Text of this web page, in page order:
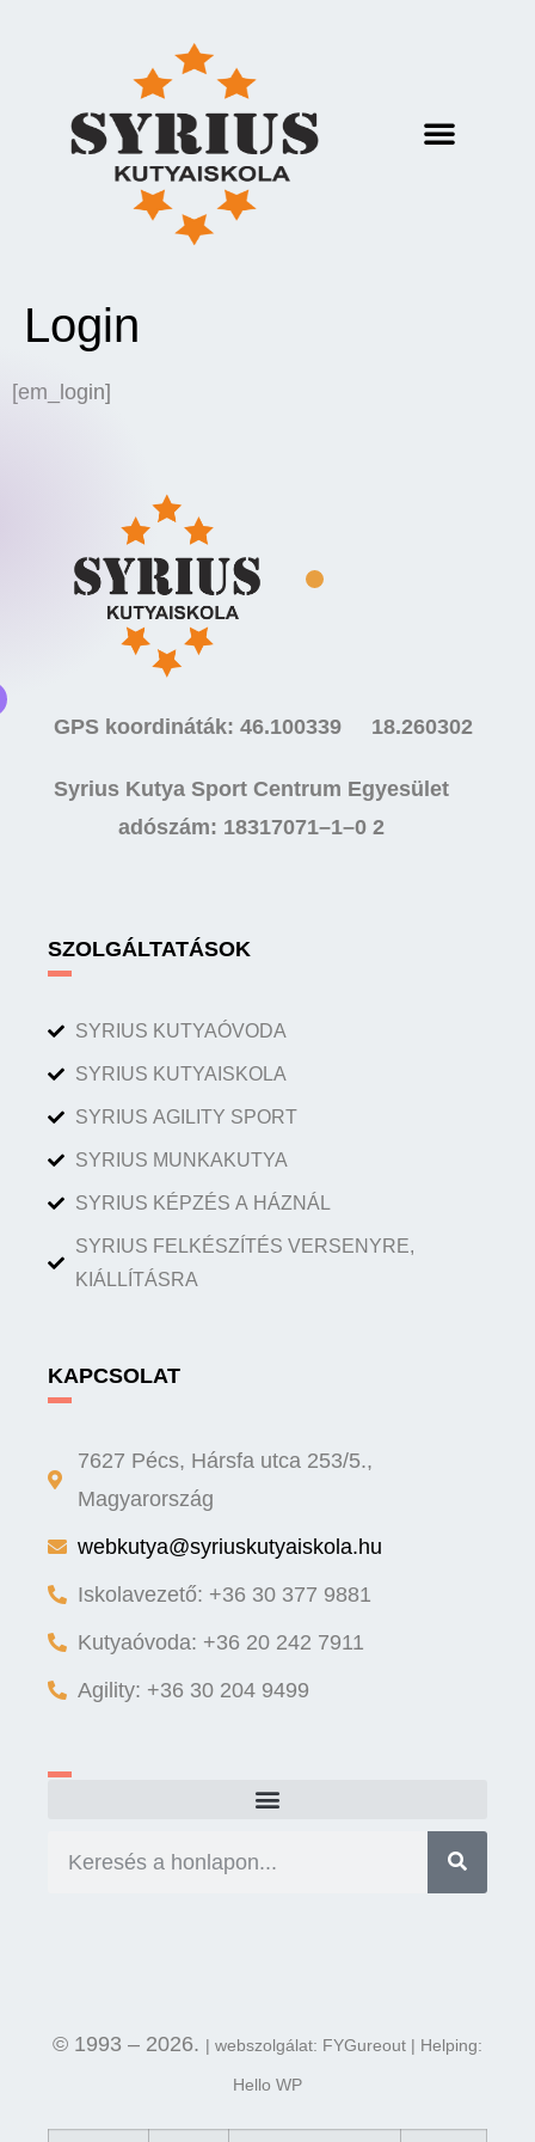
Login
[em_login]
GPS koordináták: 46.100339 18.260302
Syrius Kutya Sport Centrum Egyesület
adószám: 18317071–1–0 2
SZOLGÁLTATÁSOK
SYRIUS KUTYAÓVODA
SYRIUS KUTYAISKOLA
SYRIUS AGILITY SPORT
SYRIUS MUNKAKUTYA
SYRIUS KÉPZÉS A HÁZNÁL
SYRIUS FELKÉSZÍTÉS VERSENYRE,
KIÁLLÍTÁSRA
KAPCSOLAT
7627 Pécs, Hársfa utca 253/5.,
Magyarország
webkutya@syriuskutyaiskola.hu
Iskolavezető: +36 30 377 9881
Kutyaóvoda: +36 20 242 7911
Agility: +36 30 204 9499
© 1993 – 2026. | webszolgálat: FYGureout | Helping:
Hello WP